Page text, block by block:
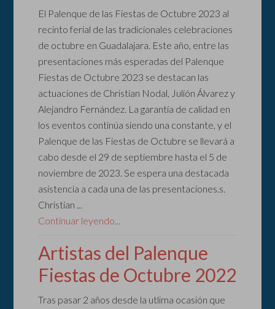
El Palenque de las Fiestas de Octubre 2023 al
recinto ferial de las tradicionales celebraciones
de octubre en Guadalajara. Este año, entre las
presentaciones más esperadas del Palenque
Fiestas de Octubre 2023 se destacan las
actuaciones de Christian Nodal, Julión Álvarez y
Alejandro Fernández. La garantía de calidad en
los eventos continúa siendo una constante, y el
Palenque de las Fiestas de Octubre se llevará a
cabo desde el 29 de septiembre hasta el 5 de
noviembre de 2023. Se espera una destacada
asistencia a cada una de las presentaciones.s.
Christian ...
Continuar leyendo...
Artistas del Palenque
Fiestas de Octubre 2022
Tras pasar 2 años desde la utlima ocasión que